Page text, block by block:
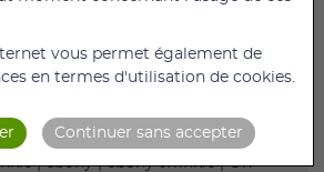
vos activités sportives et toute
vos chaussettes lors de vos
| ebony | ebony twinkle | On
vous permet également de
en termes d'utilisation de cookies.
Continuer sans accepter